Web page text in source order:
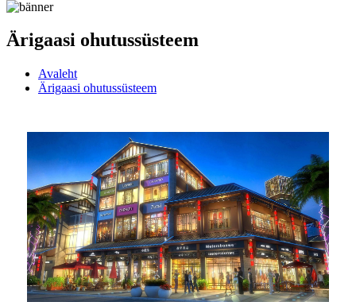
Ärigaasi ohutussüsteem
Avaleht
Ärigaasi ohutussüsteem